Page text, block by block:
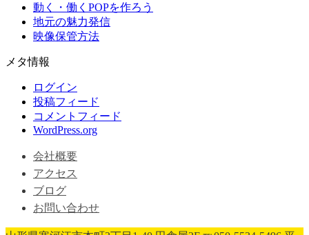
動く・働くPOPを作ろう
地元の魅力発信
映像保管方法
メタ情報
ログイン
投稿フィード
コメントフィード
WordPress.org
会社概要
アクセス
ブログ
お問い合わせ